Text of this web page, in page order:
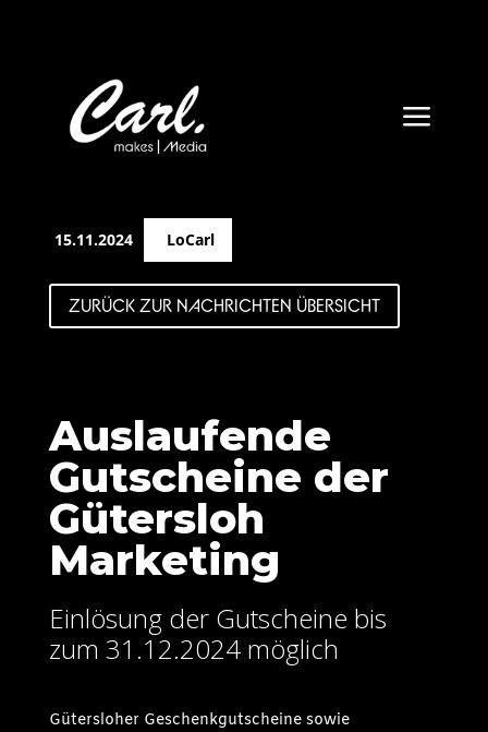
a
15.11.2024 LoCarl
ZURÜCK ZUR NACHRICHTEN ÜBERSICHT
Auslaufende
Gutscheine der
Gütersloh
Marketing
Einlösung der Gutscheine bis
zum 31.12.2024 möglich
Gütersloher Geschenkgutscheine sowie